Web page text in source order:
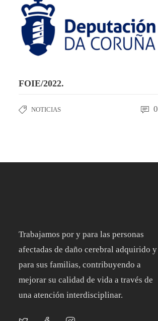
FOIE/2022.
NOTICIAS 0
Trabajamos por y para las personas
afectadas de daño cerebral adquirido y
para sus familias, contribuyendo a
mejorar su calidad de vida a través de
una atención interdisciplinar.